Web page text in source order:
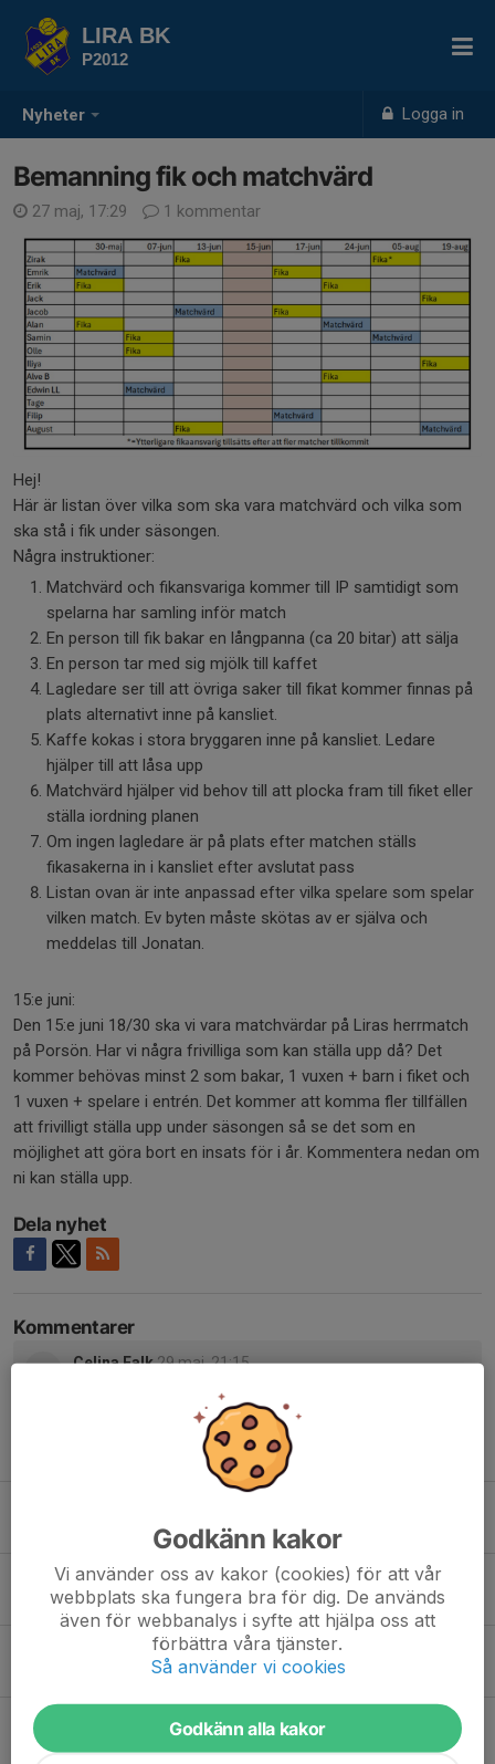
Nyheter Logga in
LIRA BK
P2012
Bemanning fik och matchvärd
27 maj, 17:29 1 kommentar
Hej!
Här är listan över vilka som ska vara matchvärd och vilka som
ska stå i fik under säsongen.
Några instruktioner:
Matchvärd och fikansvariga kommer till IP samtidigt som
spelarna har samling inför match
En person till fik bakar en långpanna (ca 20 bitar) att sälja
En person tar med sig mjölk till kaffet
Lagledare ser till att övriga saker till fikat kommer finnas på
plats alternativt inne på kansliet.
Kaffe kokas i stora bryggaren inne på kansliet. Ledare
hjälper till att låsa upp
Matchvärd hjälper vid behov till att plocka fram till fiket eller
ställa iordning planen
Om ingen lagledare är på plats efter matchen ställs
fikasakerna in i kansliet efter avslutat pass
Listan ovan är inte anpassad efter vilka spelare som spelar
vilken match. Ev byten måste skötas av er själva och
meddelas till Jonatan.
15:e juni:
Den 15:e juni 18/30 ska vi vara matchvärdar på Liras herrmatch
på Porsön. Har vi några frivilliga som kan ställa upp då? Det
kommer behövas minst 2 som bakar, 1 vuxen + barn i fiket och
1 vuxen + spelare i entrén. Det kommer att komma fler tillfällen
att frivilligt ställa upp under säsongen så se det som en
möjlighet att göra bort en insats för i år. Kommentera nedan om
ni kan ställa upp.
Dela nyhet
Kommentarer
Celina Falk29 maj, 21:15
Igår, 21:06 0
Dagens träning inställd
Igår, 12:57 0
Laget mot Sävast söndag 9 augusti
5 aug, 11:05 0
Bortamatch Pajala lördag 8 augusti
Godkänn kakor
Vi använder oss av kakor (cookies) för att vår
webbplats ska fungera bra för dig. De används
även för webbanalys i syfte att hjälpa oss att
förbättra våra tjänster.
Så använder vi cookies
Godkänn alla kakor